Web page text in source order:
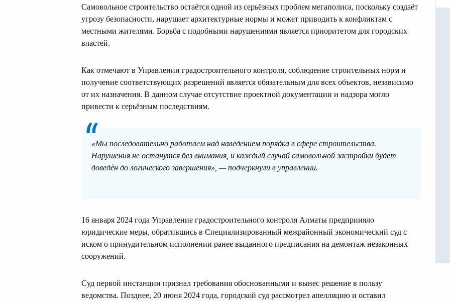
Самовольное строительство остаётся одной из серьёзных проблем мегаполиса, поскольку создаёт
угрозу безопасности, нарушает архитектурные нормы и может приводить к конфликтам с
местными жителями. Борьба с подобными нарушениями является приоритетом для городских
властей.
Как отмечают в Управлении градостроительного контроля, соблюдение строительных норм и
получение соответствующих разрешений является обязательным для всех объектов, независимо
от их назначения. В данном случае отсутствие проектной документации и надзора могло
привести к серьёзным последствиям.
«Мы последовательно работаем над наведением порядка в сфере строительства.
Нарушения не останутся без внимания, и каждый случай самовольной застройки будет
доведён до логического завершения», — подчеркнули в управлении.
16 января 2024 года Управление градостроительного контроля Алматы предприняло
юридические меры, обратившись в Специализированный межрайонный экономический суд с
иском о принудительном исполнении ранее выданного предписания на демонтаж незаконных
сооружений.
Суд первой инстанции признал требования обоснованными и вынес решение в пользу
ведомства. Позднее, 20 июня 2024 года, городской суд рассмотрел апелляцию и оставил